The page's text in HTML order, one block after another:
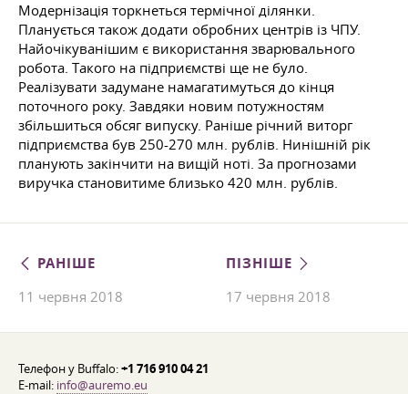
Модернізація торкнеться термічної ділянки.
Планується також додати обробних центрів із ЧПУ.
Найочікуванішим є використання зварювального
робота. Такого на підприємстві ще не було.
Реалізувати задумане намагатимуться до кінця
поточного року. Завдяки новим потужностям
збільшиться обсяг випуску. Раніше річний виторг
підприємства був 250-270 млн. рублів. Нинішній рік
планують закінчити на вищій ноті. За прогнозами
виручка становитиме близько 420 млн. рублів.
РАНІШЕ
11 червня 2018
ПІЗНІШЕ
17 червня 2018
Телефон у Buffalo:+1 716 910 04 21
E-mail: info@auremo.eu